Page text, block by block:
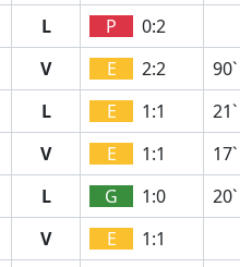
L P
0:2
V E 2:2
90`
L E 1:1
21`
V E 1:1
17`
L G 1:0
20`
V E
1:1